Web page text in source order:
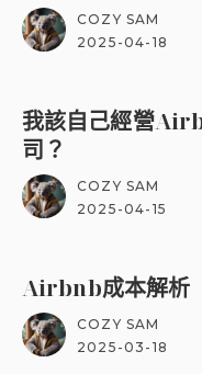
COZY SAM
2025-04-18
我該自己經營
司？
COZY SAM
2025-04-15
Airbnb成本解析
COZY SAM
2025-03-18